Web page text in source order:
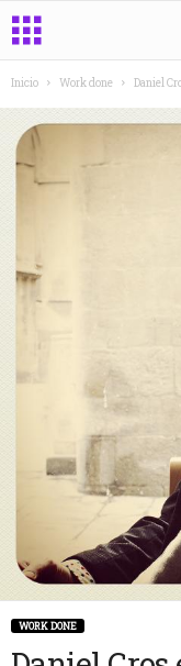
Inicio Work done Daniel
WORK DONE